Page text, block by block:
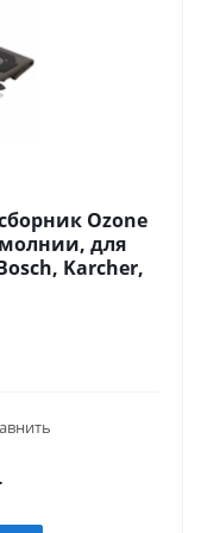
Ozone
для
Karcher,